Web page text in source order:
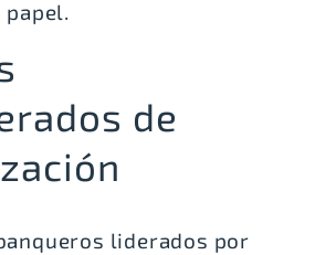
papel.
de
liderados por